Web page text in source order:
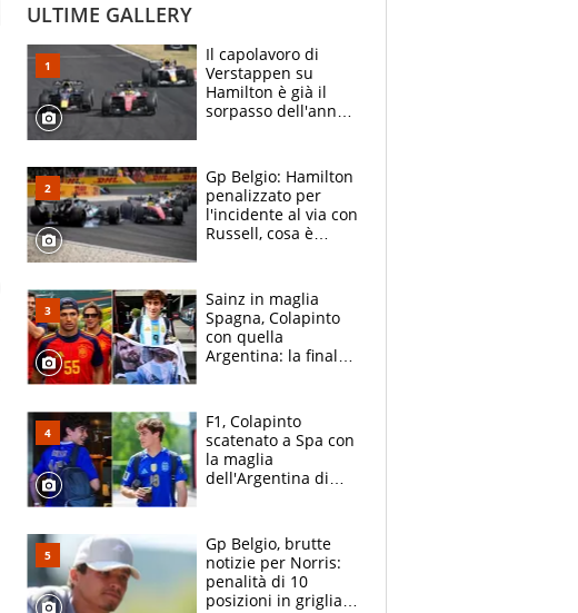
ULTIME GALLERY
Il capolavoro di
Verstappen su
Hamilton è già il
sorpasso dell'anno:
2021
Gp Belgio: Hamilton
penalizzato per
l'incidente al via con
Russell, cosa è
Sainz in maglia
Spagna, Colapinto
con quella
Argentina: la finale
vede l'ora
F1, Colapinto
scatenato a Spa con
la maglia
dell'Argentina di
le parolacce"
Gp Belgio, brutte
notizie per Norris:
penalità di 10
posizioni in griglia,